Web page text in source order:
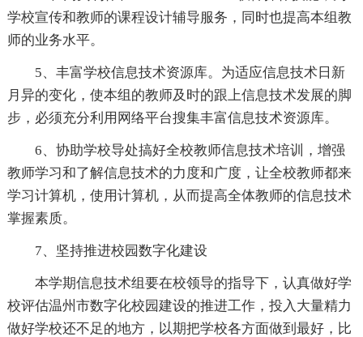
学校宣传和教师的课程设计辅导服务，同时也提高本组教
师的业务水平。
5、丰富学校信息技术资源库。为适应信息技术日新
月异的变化，使本组的教师及时的跟上信息技术发展的脚
步，必须充分利用网络平台搜集丰富信息技术资源库。
6、协助学校导处搞好全校教师信息技术培训，增强
教师学习和了解信息技术的力度和广度，让全校教师都来
学习计算机，使用计算机，从而提高全体教师的信息技术
掌握素质。
7、坚持推进校园数字化建设
本学期信息技术组要在校领导的指导下，认真做好学
校评估温州市数字化校园建设的推进工作，投入大量精力
做好学校还不足的地方，以期把学校各方面做到最好，比